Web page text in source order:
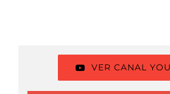
VER CANAL